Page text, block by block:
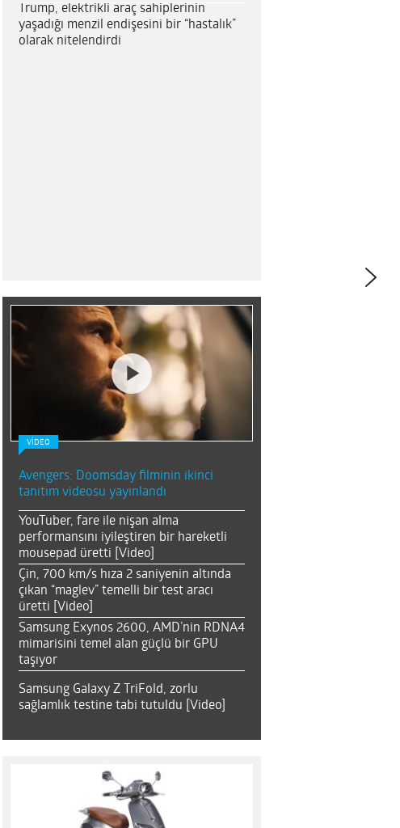
Trump, elektrikli araç sahiplerinin
yaşadığı menzil endişesini bir “hastalık”
olarak nitelendirdi
VİDEO
Avengers: Doomsday filminin ikinci
tanıtım videosu yayınlandı
YouTuber, fare ile nişan alma
performansını iyileştiren bir hareketli
mousepad üretti [Video]
Çin, 700 km/s hıza 2 saniyenin altında
çıkan “maglev” temelli bir test aracı
üretti [Video]
Samsung Exynos 2600, AMD’nin RDNA4
mimarisini temel alan güçlü bir GPU
taşıyor
Samsung Galaxy Z TriFold, zorlu
sağlamlık testine tabi tutuldu [Video]